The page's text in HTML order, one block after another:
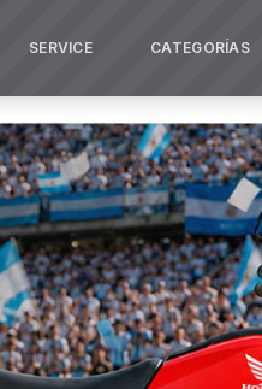
SERVICE CATEGORÍAS